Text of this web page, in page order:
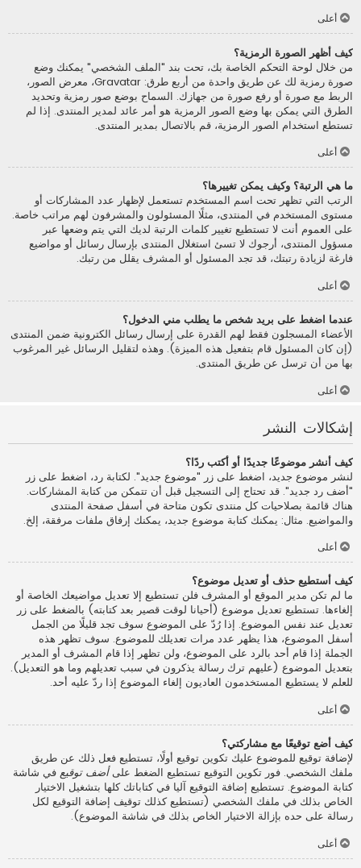
أعلى
كيف أظهر الصورة الرمزية؟
من خلال لوحة التحكم الخاصة بك، تحت بند "الملف الشخصي" يمكنك وضع
صورة رمزية لك عن طريق واحدة من أربع طرق: Gravatar، معرض الصور،
الربط مع صورة أو رفع صورة من جهازك. السماح بوضع صور رمزية وتحديد
الطرق التي يمكن بها وضع الصور الرمزية هو أمر عائد لمدير المنتدى. إذا لم
تستطع استخدام الصور الرمزية، قم بالاتصال بمدير المنتدى.
أعلى
ما هي الرتبة؟ وكيف يمكن تغييرها؟
الرتب التي تظهر تحت اسم المستخدم تستعمل لإظهار عدد المشاركات أو
مستوى المستخدم في المنتدى، مثلًا المسئولون والمشرفون لهم مراتب خاصة.
على العموم أنت لا تستطيع تغيير كلمات الرتبة لديك التي يتم وضعها عبر
مسؤول المنتدى، أرجوك لا تسئ استغلال المنتدى بإرسال رسائل أو مواضيع
فارغة لزيادة رتبتك، قد تجد المسئول أو المشرف يقلل من رتبك.
أعلى
عندما اضغط على بريد شخص ما يطلب مني الدخول؟
الأعضاء المسجلون فقط لهم القدرة على إرسال رسائل الكترونية ضمن المنتدى
(إن كان المسئول قام بتفعيل هذه الميزة). وهذه لتقليل الرسائل غير المرغوب
بها من أن ترسل عن طريق المنتدى.
أعلى
إشكالات النشر
كيف أنشر موضوعًا جديدًا أو أكتب ردًا؟
لنشر موضوع جديد، اضغط على زر "موضوع جديد". لكتابة رد، اضغط على زر
"أضف رد جديد". قد تحتاج إلى التسجيل قبل أن تتمكن من كتابة المشاركات.
هناك قائمة بصلاحيات كل منتدى تكون متاحة في أسفل صفحة المنتدى
والمواضيع. مثال: يمكنك كتابة موضوع جديد، يمكنك إرفاق ملفات مرفقة، إلخ.
أعلى
كيف أستطيع حذف أو تعديل موضوع؟
ما لم تكن مدير الموقع أو المشرف فلن تستطيع إلا تعديل مواضيعك الخاصة أو
إلغاءها. تستطيع تعديل موضوع (أحيانا لوقت قصير بعد كتابته) بالضغط على زر
تعديل عند نفس الموضوع. إذا رُدّ على الموضوع سوف تجد قليلًا من الجمل
أسفل الموضوع، هذا يظهر عدد مرات تعديلك للموضوع. سوف تظهر هذه
الجملة إذا قام أحد بالرد على الموضوع، ولن تظهر إذا قام المشرف أو المدير
بتعديل الموضوع (عليهم ترك رسالة يذكرون في سبب تعديلهم وما هو التعديل).
للعلم لا يستطيع المستخدمون العاديون إلغاء الموضوع إذا ردّ عليه أحد.
أعلى
كيف أضع توقيعًا مع مشاركتي؟
لإضافة توقيع للموضوع عليك تكوين توقيع أولًا، تستطيع فعل ذلك عن طريق
ملفك الشخصي. فور تكوين التوقيع تستطيع الضغط علىأضف توقيع في شاشة
كتابة الموضوع. تستطيع إضافة التوقيع آليا في كتاباتك كلها بتشغيل الاختيار
الخاص بذلك في ملفك الشخصي (تستطيع كذلك توقيف إضافة التوقيع لكل
رسالة على حده بإزالة الاختيار الخاص بذلك في شاشة الموضوع).
أعلى